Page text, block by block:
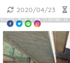
2020/04/23